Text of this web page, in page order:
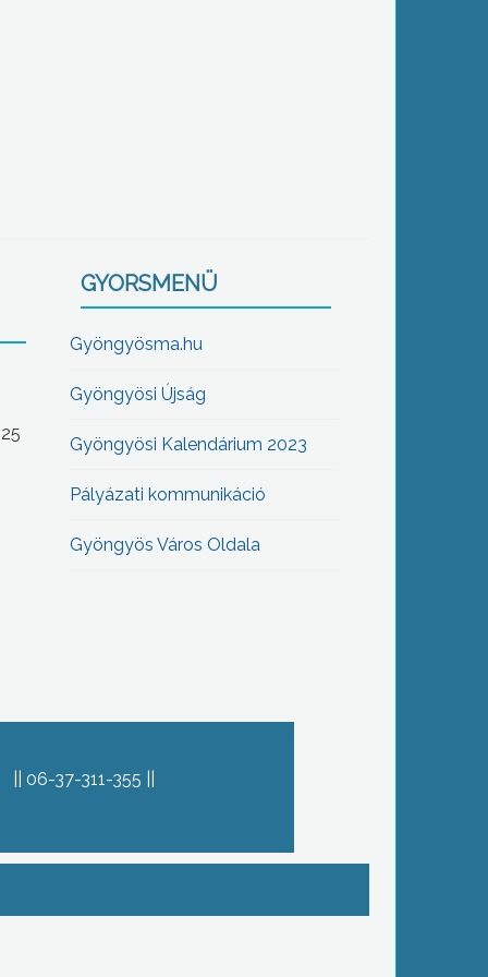
GYORSMENÜ
Gyöngyösma.hu
Gyöngyösi Újság
Gyöngyösi Kalendárium 2023
Pályázati kommunikáció
Gyöngyös Város Oldala
06-37-311-355